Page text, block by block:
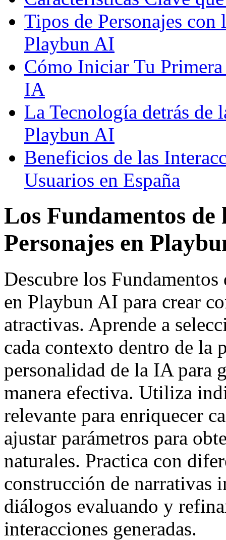
Tipos de Personajes con
Playbun AI
Cómo Iniciar Tu
IA
La Tecnología detrás de
Playbun AI
Beneficios de las
Usuarios en España
Los Fundamentos
Personajes en
Descubre los
en Playbun AI para crear
atractivas. Aprende a
cada contexto dentro de la
personalidad de la IA para
manera efectiva. Utiliza
relevante para enriquecer
ajustar parámetros para
naturales. Practica con
construcción de narrativas
diálogos evaluando y
interacciones generadas.